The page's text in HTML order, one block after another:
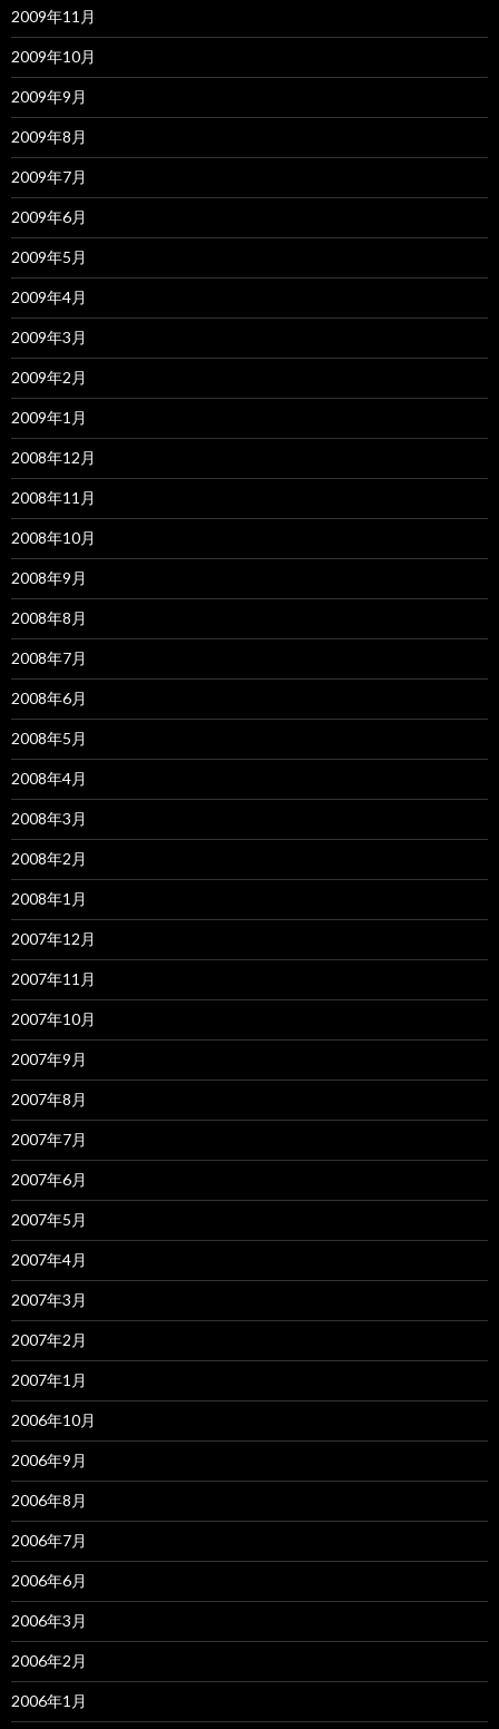
2009年11月
2009年10月
2009年9月
2009年8月
2009年7月
2009年6月
2009年5月
2009年4月
2009年3月
2009年2月
2009年1月
2008年12月
2008年11月
2008年10月
2008年9月
2008年8月
2008年7月
2008年6月
2008年5月
2008年4月
2008年3月
2008年2月
2008年1月
2007年12月
2007年11月
2007年10月
2007年9月
2007年8月
2007年7月
2007年6月
2007年5月
2007年4月
2007年3月
2007年2月
2007年1月
2006年10月
2006年9月
2006年8月
2006年7月
2006年6月
2006年3月
2006年2月
2006年1月